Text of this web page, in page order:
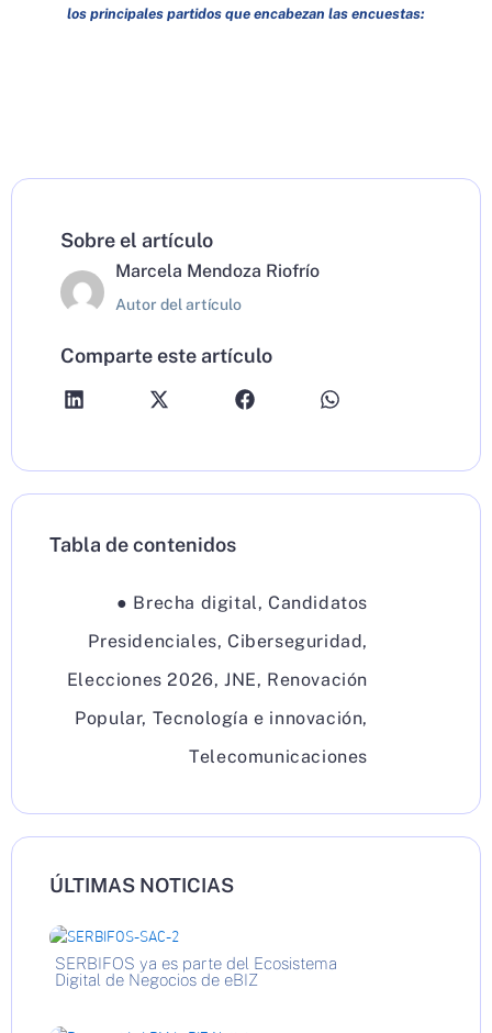
los principales partidos que encabezan las encuestas:
Sobre el artículo
Marcela Mendoza Riofrío
Autor del artículo
Comparte este artículo
Tabla de contenidos
● Brecha digital , Candidatos
Presidenciales, Ciberseguridad,
Elecciones 2026, JNE, Renovación
Popular, Tecnología e innovación,
Telecomunicaciones
ÚLTIMAS NOTICIAS
SERBIFOS ya es parte del Ecosistema
Digital de Negocios de eBIZ